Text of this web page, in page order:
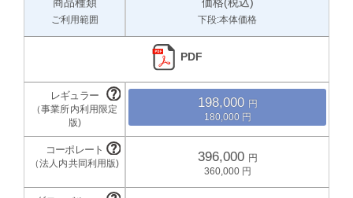
商品種類
ご利用範囲
価格(税込)
下段:本体価格
PDF
198,000
180,000
396,000
360,000